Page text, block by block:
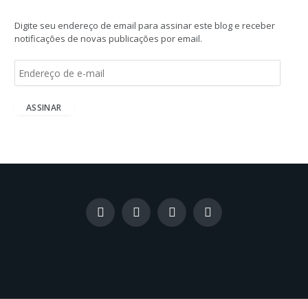
Digite seu endereço de email para assinar este blog e receber
notificações de novas publicações por email.
ASSINAR
Facebook
X
(Twitter)
InstagramLinkedIn